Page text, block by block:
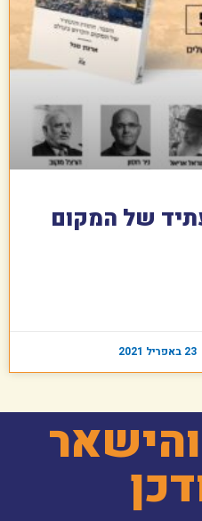
של המקום